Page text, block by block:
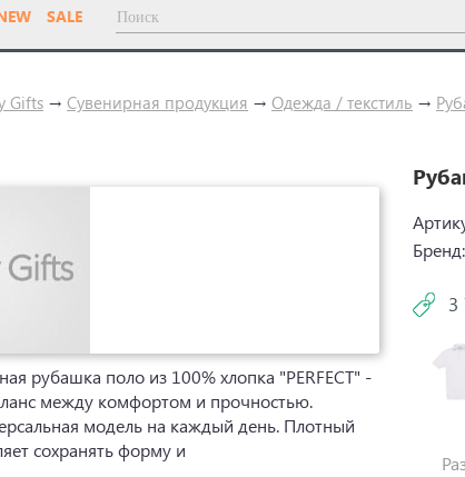
SALE
Gifts → Сувенирная продукция → Одежда / текстиль →
рубашка поло из 100% хлопка "PERFECT" -
между комфортом и прочностью.
модель на каждый день. Плотный
сохранять форму и
Бренд:
3